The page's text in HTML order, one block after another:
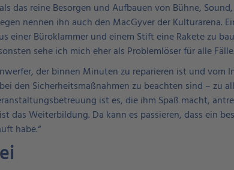
das reine Besorgen und Aufbauen von Bühne,
nennen ihn auch den MacGyver der Kulturarena.
einer Büroklammer und einem Stift eine Rakete zu
sehe ich mich eher als Problemlöser für alle
der binnen Minuten zu reparieren ist und vom
den Sicherheitsmaßnahmen zu beachten sind – zu
ist es, die ihm Spaß macht,
das Weiterbildung. Da kann es passieren, dass ein
habe.“